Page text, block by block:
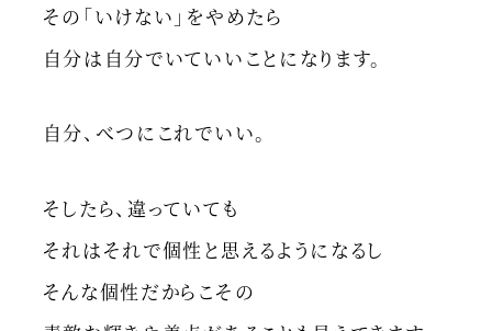
その「いけない」をやめたら
自分は自分でいていいことになります。
自分、べつにこれでいい。
そしたら、違っていても
それはそれで個性と思えるようになるし
そんな個性だからこその